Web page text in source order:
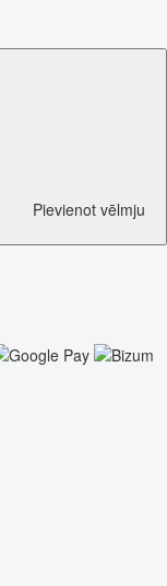
Pievienot vēlmju